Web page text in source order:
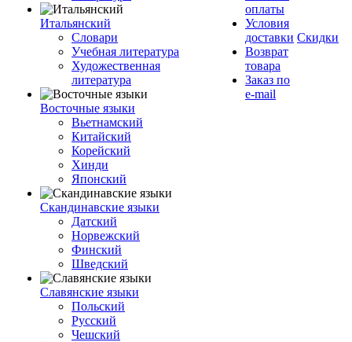
Итальянский
Словари
Учебная литература
Художественная
литература
Восточные языки
Вьетнамский
Китайский
Корейский
Хинди
Японский
Скандинавские языки
Датский
Норвежский
Финский
Шведский
Славянские языки
Польский
Русский
Чешский
оплаты
Условия
доставки
Возврат
товара
Заказ по
e-mail
Скидки